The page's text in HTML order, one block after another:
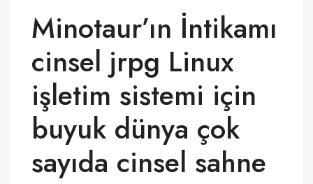
Minotaur’ın İntikamı
cinsel jrpg Linux
işletim sistemi için
buyuk dünya çok
sayıda cinsel sahne